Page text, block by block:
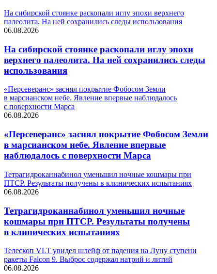
На сибирской стоянке раскопали иглу эпохи верхнего
палеолита. На ней сохранились следы использования
06.08.2026
На сибирской стоянке раскопали иглу эпохи
верхнего палеолита. На ней сохранились следы
использования
«Персеверанс» заснял покрытие Фобосом Земли
в марсианском небе. Явление впервые наблюдалось
с поверхности Марса
06.08.2026
«Персеверанс» заснял покрытие Фобосом Земли
в марсианском небе. Явление впервые
наблюдалось с поверхности Марса
Тетрагидроканнабинол уменьшил ночные кошмары при
ПТСР. Результаты получены в клинических испытаниях
06.08.2026
Тетрагидроканнабинол уменьшил ночные
кошмары при ПТСР. Результаты получены
в клинических испытаниях
Телескоп VLT увидел шлейф от падения на Луну ступени
ракеты Falcon 9. Выброс содержал натрий и литий
06.08.2026